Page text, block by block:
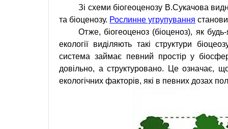
Зі схеми біогеоценозу В.Сукачова
та біоценозу. Рослинне угрупування
Отже, біогеоценоз (біоценоз), як
екології виділяють такі структури
система займає певний простір у
довільно, а структуровано. Це означає,
екологічних факторів, які в певних дозах